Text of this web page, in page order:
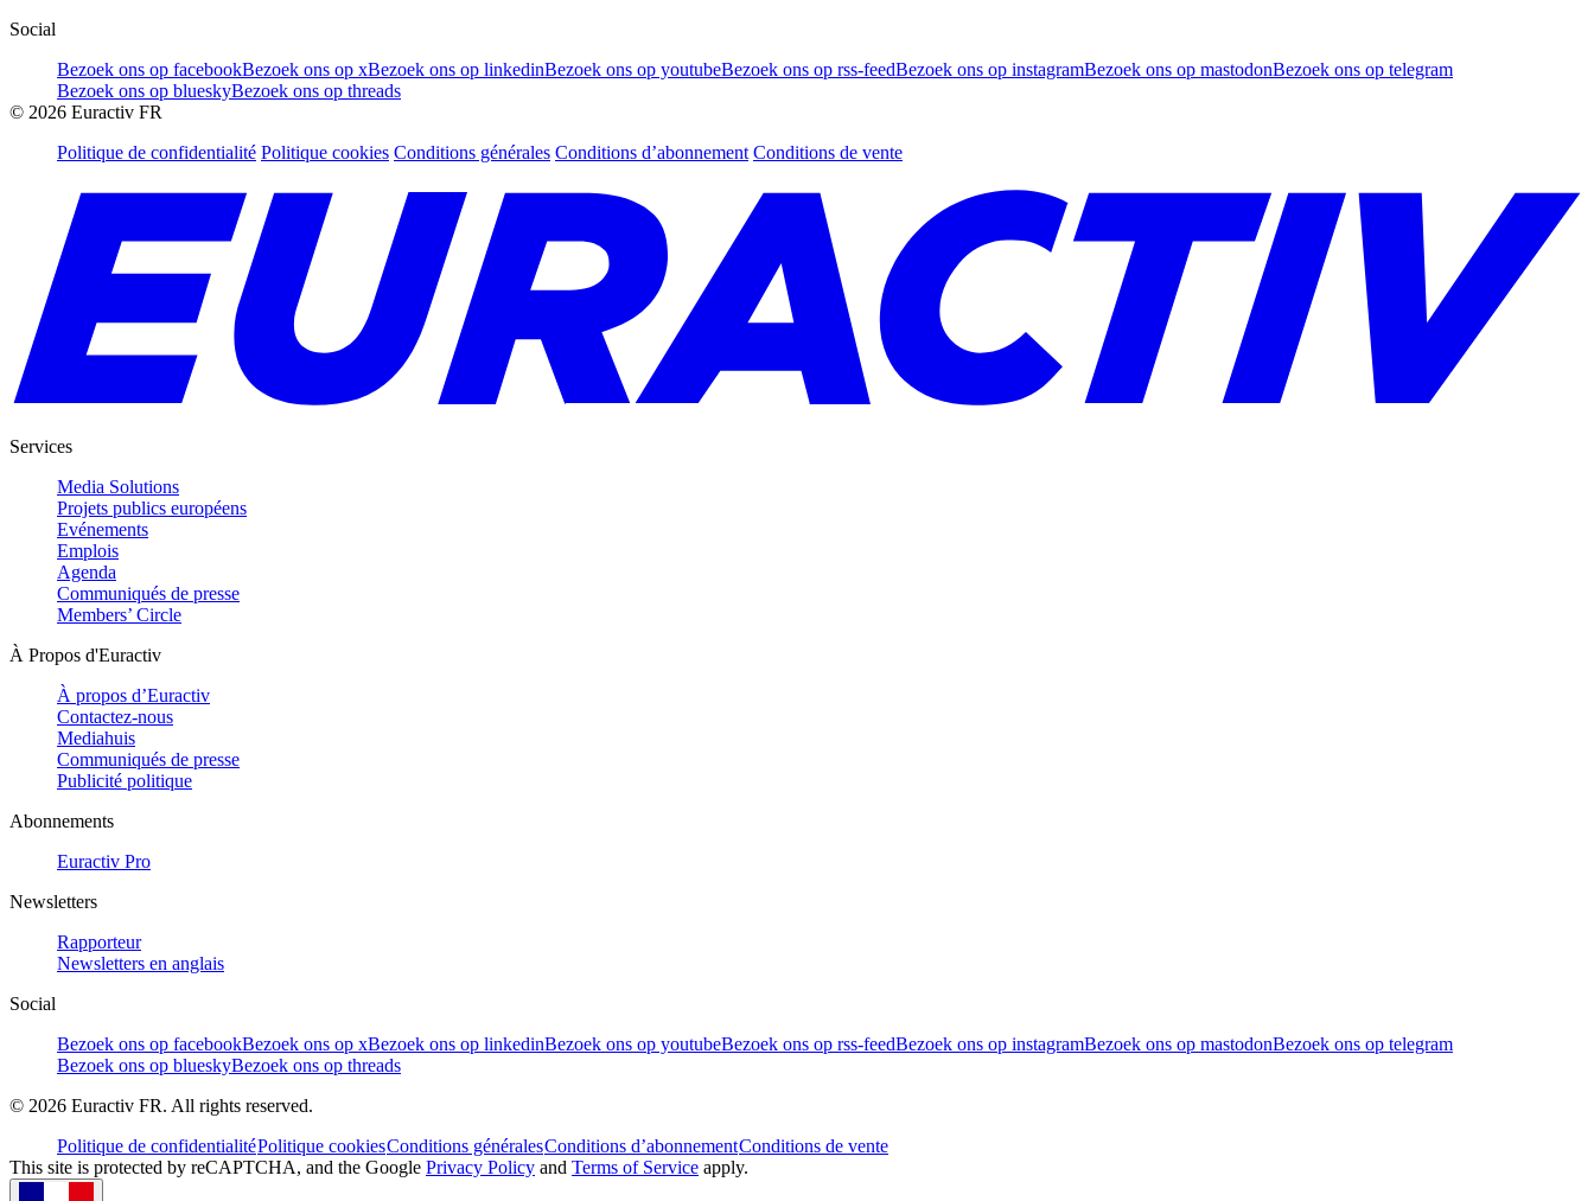
Social
Bezoek ons op facebookBezoek ons op xBezoek ons op linkedinBezoek ons op youtubeBezoek ons op rss-feedBezoek ons op instagramBezoek ons op mastodonBezoek ons op telegram
Bezoek ons op blueskyBezoek ons op threads
© 2026 Euractiv FR
Politique de confidentialité Politique cookies Conditions générales Conditions d’abonnement Conditions de vente
Services
Media Solutions
Projets publics européens
Evénements
Emplois
Agenda
Communiqués de presse
Members’ Circle
À Propos d'Euractiv
À propos d’Euractiv
Contactez-nous
Mediahuis
Communiqués de presse
Publicité politique
Abonnements
Euractiv Pro
Newsletters
Rapporteur
Newsletters en anglais
Social
Bezoek ons op facebookBezoek ons op xBezoek ons op linkedinBezoek ons op youtubeBezoek ons op rss-feedBezoek ons op instagramBezoek ons op mastodonBezoek ons op telegram
Bezoek ons op blueskyBezoek ons op threads
© 2026 Euractiv FR. All rights reserved.
Politique de confidentialitéPolitique cookiesConditions généralesConditions d’abonnementConditions de vente
This site is protected by reCAPTCHA, and the Google Privacy Policy and Terms of Service apply.